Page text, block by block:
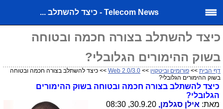
Telecom News - כיצד להשתלב ...
כיצד להשתלב בצורה חכמה ובטוחה
בשוק ההימורים הגלובלי?
דף הבית >> פורומים וביטקוין >>
Web 2.0/3.0 >> כיצד להשתלב בצורה חכמה ובטוחה
בשוק ההימורים הגלובלי?
כיצד להשתלב בצורה חכמה ובטוחה בשוק ההימורים
הגלובלי?
מאת: אילן סגלמן, 30.9.20, 08:30